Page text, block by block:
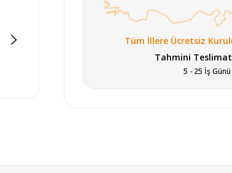
Butik Krem/Bej Halı 80x150
Tüm İllere Ücretsiz
Tahmini Teslimat
5 - 25 İş Günü